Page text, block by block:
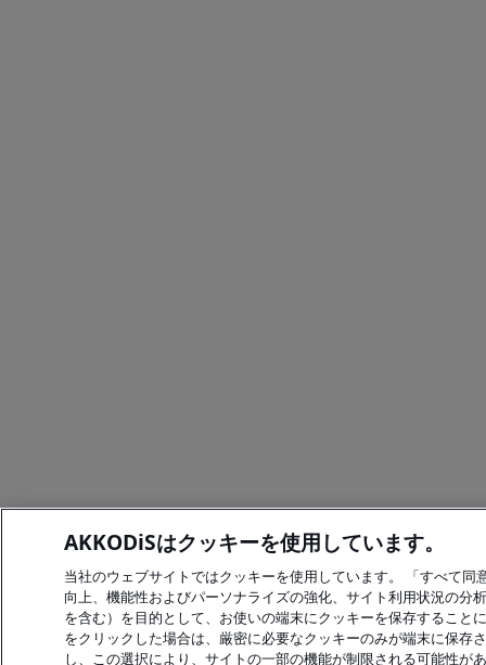
AKKODiSはクッキーを使用しています。
当社のウェブサイトではクッキーを使用しています。 「すべて
向上、機能性およびパーソナライズの強化、サイト利用状況の分
を含む）を目的として、お使いの端末にクッキーを保存すること
をクリックした場合は、厳密に必要なクッキーのみが端末に保存
し、この選択により、サイトの一部の機能が制限される可能性が